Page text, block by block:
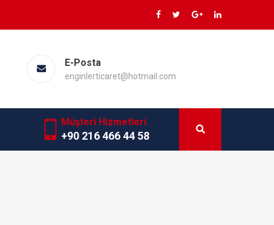
E-Posta
enginlerticaret@hotmail.com
Müşteri Hizmetleri
+90 216 466 44 58